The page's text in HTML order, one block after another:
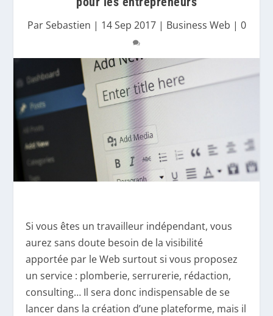
ParSebastien | 14 Sep 2017| Business Web | 0
Si vous êtes un travailleur indépendant, vous
aurez sans doute besoin de la visibilité
apportée par le Web surtout si vous proposez
un service : plomberie, serrurerie, rédaction,
consulting… Il sera donc indispensable de se
lancer dans la création d’une plateforme, mais il